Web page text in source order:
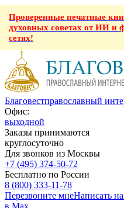
Проверенные печатные
духовных советах от ИИ и
сетях!
Благовестправославный
Офис:
выходной
Заказы принимаются
круглосуточно
Для звонков из Москвы
+7 (495) 374-50-72
Бесплатно по России
8 (800) 333-11-78
Перезвоните мнеНаписать
в Max